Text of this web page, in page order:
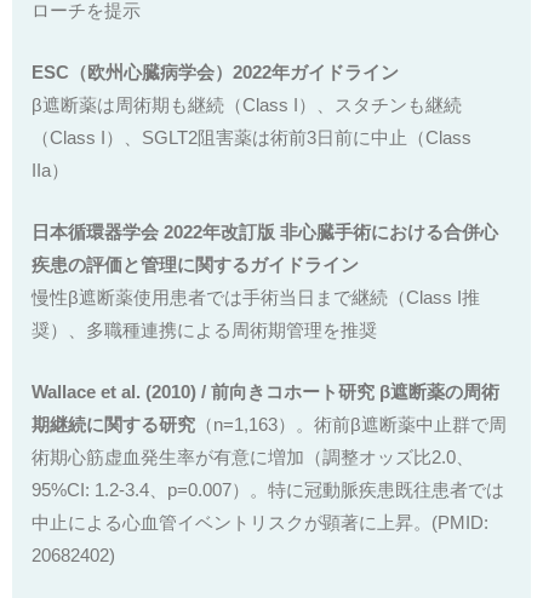
ローチを提示
ESC（欧州心臓病学会）2022年ガイドライン
β遮断薬は周術期も継続（Class I）、スタチンも継続
（Class I）、SGLT2阻害薬は術前3日前に中止（Class
IIa）
日本循環器学会 2022年改訂版 非心臓手術における合併心
疾患の評価と管理に関するガイドライン
慢性β遮断薬使用患者では手術当日まで継続（Class I推
奨）、多職種連携による周術期管理を推奨
Wallace et al. (2010) / 前向きコホート研究 β遮断薬の周術
期継続に関する研究 （n=1,163）。術前β遮断薬中止群で周
術期心筋虚血発生率が有意に増加（調整オッズ比2.0、
95%CI: 1.2-3.4、p=0.007）。特に冠動脈疾患既往患者では
中止による心血管イベントリスクが顕著に上昇。(PMID:
20682402)